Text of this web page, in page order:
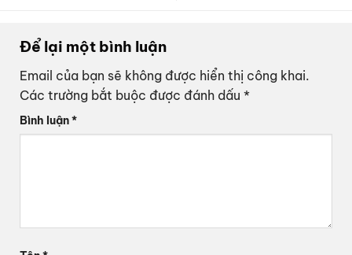
Để lại một bình luận
Email của bạn sẽ không được hiển thị công khai.
Các trường bắt buộc được đánh dấu *
Bình luận*